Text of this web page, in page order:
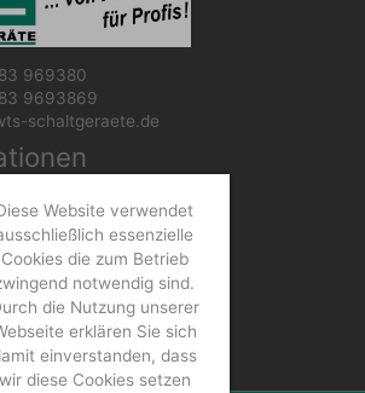
969380
9693869
schaltgeraete.de
Website verwendet
essenzielle
Cookies die zum Betrieb
notwendig sind.
die Nutzung unserer
erklären Sie sich
einverstanden, dass
wir diese Cookies setzen